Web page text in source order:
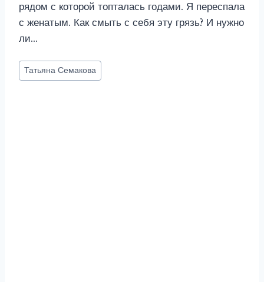
рядом с которой топталась годами. Я переспала
с женатым. Как смыть с себя эту грязь? И нужно
ли…
Метки
записи:
Татьяна Семакова